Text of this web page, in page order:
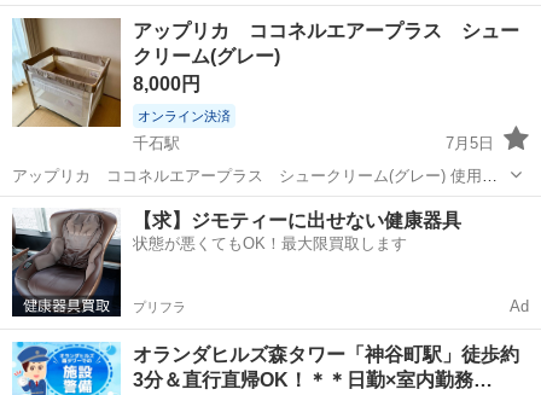
す。比較的きれいな状態です。写真のとおり、ヘッドボード上部に小
さな塗装の剥がれ（傷）が1か所あります。 その他、通常使用に伴う
細かな擦れはご了承ください。解体...
東京 文京区 護国寺駅 ベッド
アップリカ ココネルエアープラス シュー
クリーム(グレー)
8,000円
オンライン決済
千石駅
7月5日
アップリカ ココネルエアープラス シュークリーム(グレー) 使用し
なくなりましたので、出品いたします。多少の使用感はありますの
で、あらかじめご了承ください。 写真の通り、折り畳めて、持ち運べ
るサイズになります。
東京 文京区 千石駅 ベッド
【求】ジモティーに出せない健康器具
状態が悪くてもOK！最大限買取します
プリフラ Ad
オランダヒルズ森タワー「神谷町駅」徒歩約
3分＆直行直帰OK！＊＊日勤×室内勤務…